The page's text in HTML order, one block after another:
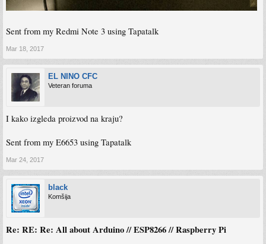
Sent from my Redmi Note 3 using Tapatalk
Mar 18, 2017
EL NINO CFC
Veteran foruma
I kako izgleda proizvod na kraju?
Sent from my E6653 using Tapatalk
Mar 24, 2017
black
Komšija
Re: RE: Re: All about Arduino // ESP8266 // Raspberry Pi